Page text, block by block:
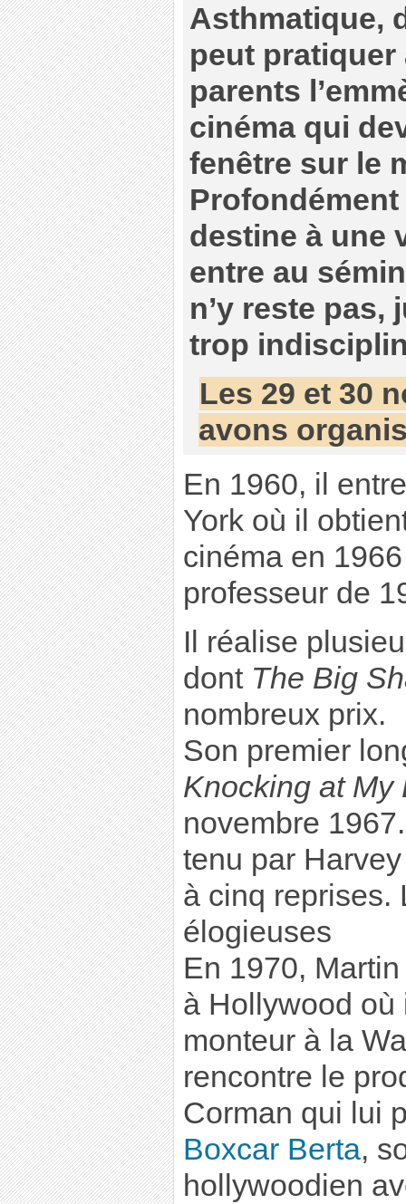
Asthmatique,
peut
parents
cinéma qui
fenêtre sur le
destine à une
entre au
n’y reste pas,
trop
Les 29 et 30
avons
En 1960, il
York où il
cinéma en
professeur de
Il réalise
dont The Big
nombreux prix.
Son premier
Knocking at My
novembre
tenu par
à cinq reprises.
élogieuses
En 1970,
à Hollywood où
monteur à la
rencontre le
Corman qui lui
Boxcar Berta,
hollywoodien